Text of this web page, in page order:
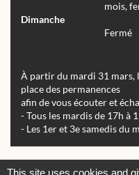
mois,
Dimanche
Fermé
À partir du mardi 31 mars,
place des permanences
afin de vous écouter et
- Tous les mardis de 17h à
- Les 1er et 3e samedis du
This site uses cookies and